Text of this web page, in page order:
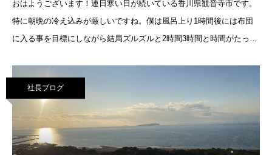
おはようございます！連日寒い日が続いている香川県観音寺市です。
特に朝晩の冷え込みが厳しいですね。僕は風呂上り1時間後には布団
に入る事を目標にしながら結局ズルズルと2時間3時間と時間がたって
社長ブログ